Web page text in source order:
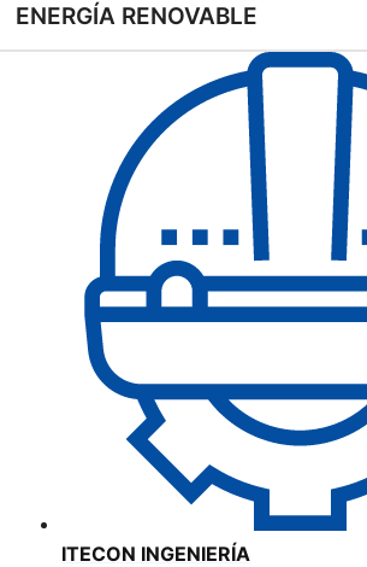
ENERGÍA RENOVABLE
ITECON INGENIERÍA